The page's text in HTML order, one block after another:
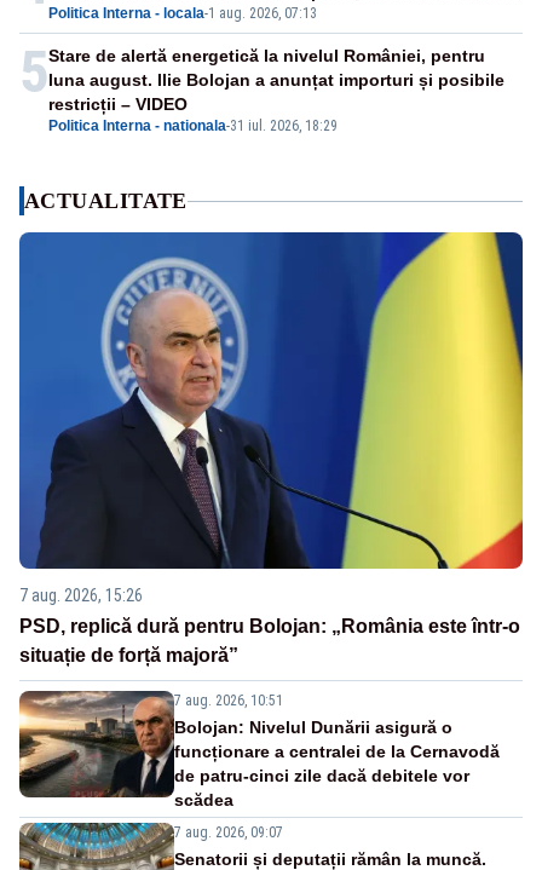
Politica Interna - locala-1 aug. 2026, 07:13
5
Politica Interna - nationala-31 iul. 2026, 18:29
Stare de alertă energetică la nivelul României, pentru
luna august. Ilie Bolojan a anunțat importuri și posibile
restricții – VIDEO
ACTUALITATE
7 aug. 2026, 15:26
PSD, replică dură pentru Bolojan: „România este într-o
situație de forță majoră”
7 aug. 2026, 10:51
Bolojan: Nivelul Dunării asigură o
funcționare a centralei de la Cernavodă
de patru-cinci zile dacă debitele vor
scădea
7 aug. 2026, 09:07
Senatorii și deputații rămân la muncă.